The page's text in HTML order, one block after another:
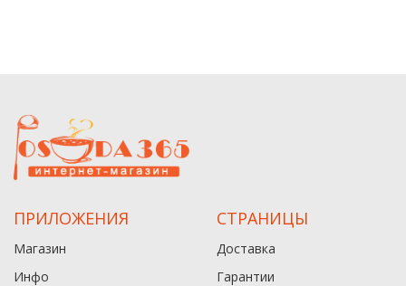
ПРИЛОЖЕНИЯ
Магазин
Инфо
СТРАНИЦЫ
Доставка
Гарантии